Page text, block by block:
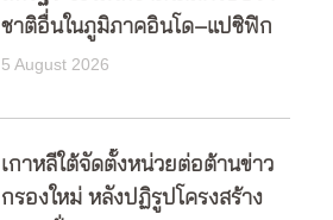
ชาติอื่นในภูมิภาคอินโด–แปซิฟิก
5 August 2026
เกาหลีใต้จัดตั้งหน่วยต่อต้านข่าว
กรองใหม่ หลังปฏิรูปโครงสร้าง